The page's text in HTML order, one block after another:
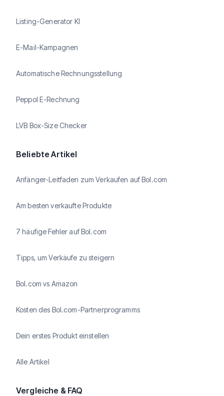
Listing-Generator KI
E-Mail-Kampagnen
Automatische Rechnungsstellung
Peppol E-Rechnung
LVB Box-Size Checker
Beliebte Artikel
Anfänger-Leitfaden zum Verkaufen auf Bol.com
Am besten verkaufte Produkte
7 häufige Fehler auf Bol.com
Tipps, um Verkäufe zu steigern
Bol.com vs Amazon
Kosten des Bol.com-Partnerprogramms
Dein erstes Produkt einstellen
Alle Artikel
Vergleiche & FAQ